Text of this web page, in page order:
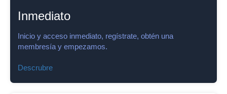
Inmediato
Inicio y acceso inmediato, regístrate, obtén una
membresía y empezamos.
Descrubre